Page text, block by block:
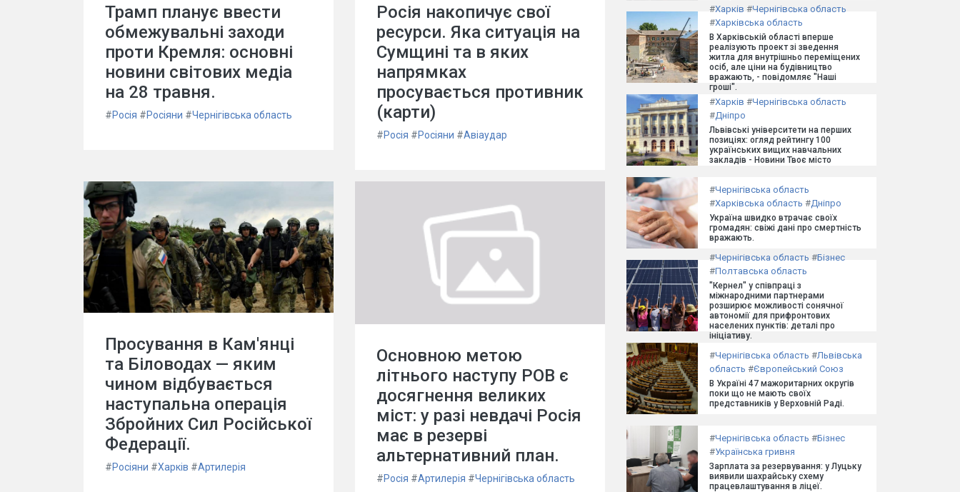
Трамп планує ввести
обмежувальні заходи
проти Кремля: основні
новини світових медіа
на 28 травня.
#Росія #Росіяни #Чернігівська область
Росія накопичує свої
ресурси. Яка ситуація на
Сумщині та в яких
напрямках
просувається противник
(карти)
#Росія #Росіяни #Авіаудар
Просування в Кам'янці
та Біловодах — яким
чином відбувається
наступальна операція
Збройних Сил Російської
Федерації.
#Росіяни #Харків #Артилерія
Основною метою
літнього наступу РОВ є
досягнення великих
міст: у разі невдачі Росія
має в резерві
альтернативний план.
#Росія #Артилерія #Чернігівська область
#Харків #Чернігівська область
#Харківська область
В Харківській області вперше
реалізують проект зі зведення
житла для внутрішньо переміщених
осіб, але ціни на будівництво
вражають, - повідомляє "Наші
гроші".
#Харків #Чернігівська область
#Дніпро
Львівські університети на перших
позиціях: огляд рейтингу 100
українських вищих навчальних
закладів - Новини Твоє місто
#Чернігівська область
#Харківська область #Дніпро
Україна швидко втрачає своїх
громадян: свіжі дані про смертність
вражають.
#Чернігівська область #Бізнес
#Полтавська область
"Кернел" у співпраці з
міжнародними партнерами
розширює можливості сонячної
автономії для прифронтових
населених пунктів: деталі про
ініціативу.
#Чернігівська область #Львівська
область #Європейський Союз
В Україні 47 мажоритарних округів
поки що не мають своїх
представників у Верховній Раді.
#Чернігівська область #Бізнес
#Українська гривня
Зарплата за резервування: у Луцьку
виявили шахрайську схему
працевлаштування в ліцеї.